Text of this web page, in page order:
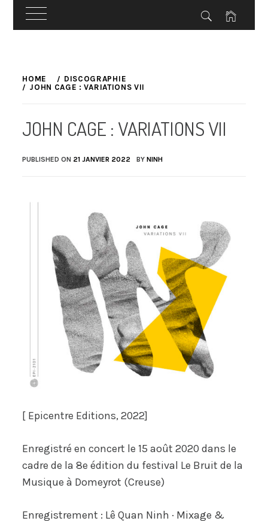
to
content
HOME
DISCOGRAPHIE
JOHN CAGE : VARIATIONS VII
JOHN CAGE : VARIATIONS VII
PUBLISHED ON 21 JANVIER 2022 BYNINH
[ Epicentre Editions, 2022]
Enregistré en concert le 15 août 2020 dans le
cadre de la 8e édition du festival Le Bruit de la
Musique à Domeyrot (Creuse)
Enregistrement : Lê Quan Ninh · Mixage &